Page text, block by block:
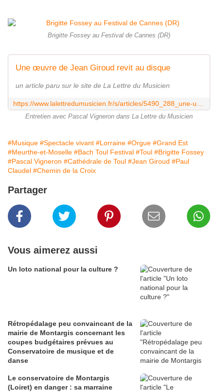
Brigitte Fossey au Festival de Cannes (DR)
Une œuvre de Jean Giroud revit au disque
un article paru sur le site de La Lettre du Musicien
Entretien avec Pascal Vigneron dans La Lettre du Musicien
#Musique #Spectacle vivant #Lorraine #Orgue #Grand Est
#Meurthe-et-Moselle #Bach Toul Festival #Toul #Brigitte Fossey
#Pascal Vigneron #Cathédrale de Toul #Jean Giroud #Paul
Claudel #Chemin de la Croix
Partager
Vous aimerez aussi
Un loto national pour la culture ?
Rétropédalage peu convaincant de la
mairie de Montargis concernant les
coupes budgétaires prévues au
Conservatoire de musique et de
danse
Le conservatoire de Montargis
(Loiret) en danger : sa marraine